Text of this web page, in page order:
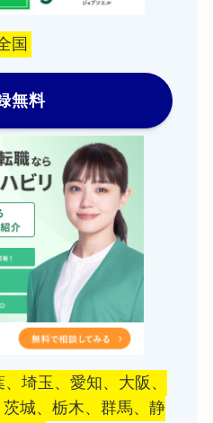
国
無料
埼玉、愛知、大阪、
城、栃木、群馬、静